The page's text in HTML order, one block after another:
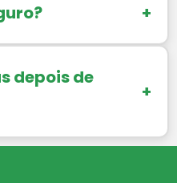
+
depois de
+